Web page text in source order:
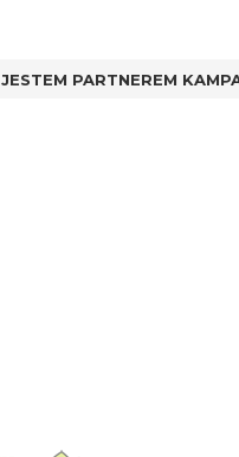
JESTEM PARTNEREM